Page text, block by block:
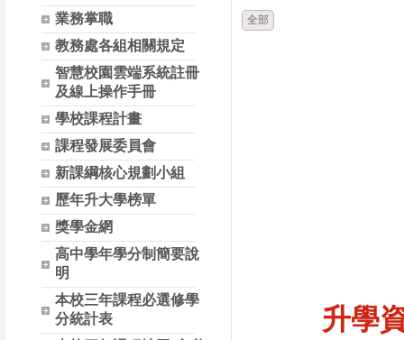
業務掌職
教務處各組相關規定
智慧校園雲端系統註冊
及線上操作手冊
學校課程計畫
課程發展委員會
新課綱核心規劃小組
歷年升大學榜單
獎學金網
高中學年學分制簡要說
明
本校三年課程必選修學
分統計表
全部
升學